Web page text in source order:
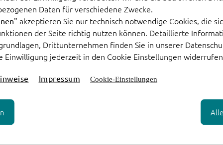
Daten für verschiedene Zwecke.
akzeptieren Sie nur technisch notwendige Cookies, die
der Seite richtig nutzen können. Detaillierte
Drittunternehmen finden Sie in unserer
Einwilligung jederzeit in den Cookie Einstellungen
Impressum Cookie-Einstellungen
verbinden
die Messenger API für Instagram verbinden Sie
Sie generieren Supporttickets aus allen
und Kommentaren zu einem Ihrer
direkt über Ihren Helpdesk. Dadurch können
Ihre Software über einen Verifizierungs-